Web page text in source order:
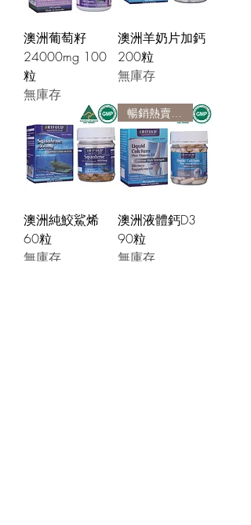
澳洲葡萄籽
24000mg 100
粒
無庫存
澳洲羊奶片加鈣
200粒
無庫存
澳洲純鮫鯊烯
60粒
無庫存
暢銷熱賣產品
澳洲液體鈣D3
90粒
無庫存